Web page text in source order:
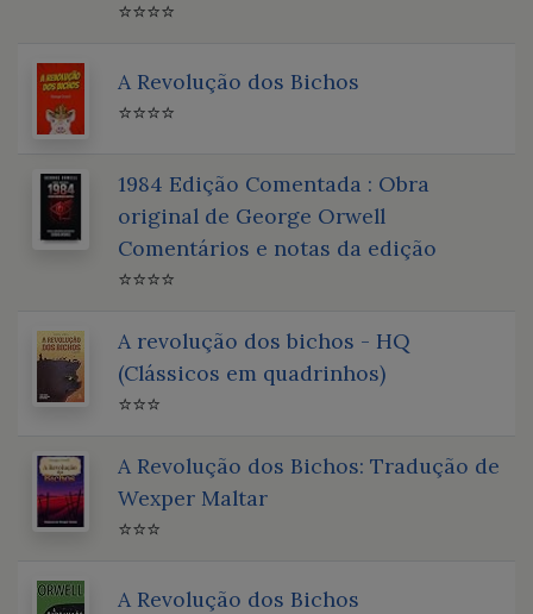
⭐⭐⭐⭐
A Revolução dos Bichos
⭐⭐⭐⭐
1984 Edição Comentada : Obra
original de George Orwell
Comentários e notas da edição
⭐⭐⭐⭐
A revolução dos bichos - HQ
(Clássicos em quadrinhos)
⭐⭐⭐
A Revolução dos Bichos: Tradução de
Wexper Maltar
⭐⭐⭐
A Revolução dos Bichos